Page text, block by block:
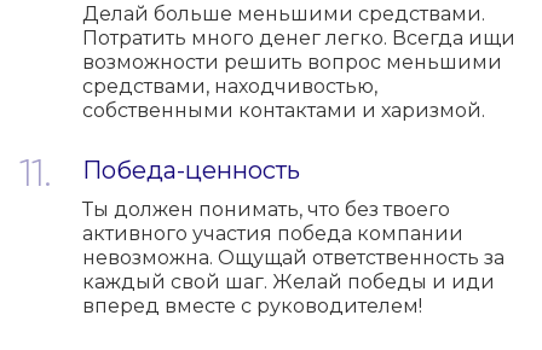
Делай больше меньшими средствами.
Потратить много денег легко. Всегда ищи
возможности решить вопрос меньшими
средствами, находчивостью,
собственными контактами и харизмой.
Победа-ценность
Ты должен понимать, что без твоего
активного участия победа компании
невозможна. Ощущай ответственность за
каждый свой шаг. Желай победы и иди
вперед вместе с руководителем!